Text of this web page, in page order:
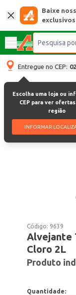
Baixe
exclusivos
Entregue no CEP:
Escolha uma loja ou
CEP para ver
região
INFORMAR
Código: 9639
Alvejante
Cloro 2L
Produto
Quantidade: